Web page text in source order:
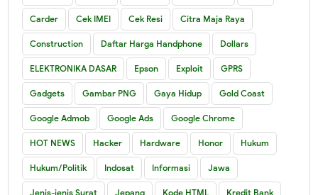
Carder Cek IMEI Cek Resi Citra Maja Raya
Construction Daftar Harga Handphone Dollars
ELEKTRONIKA DASAR Epson Exploit GPRS
Gadgets Gambar PNG Gaya Hidup Gold Coast
Google Admob Google Ads Google Chrome
HOT NEWS Hacker Hardware Honor Hukum
Hukum/Politik Indosat Informasi Jawa
Jenis-jenis Surat Jepang Kode HTML Kredit Bank